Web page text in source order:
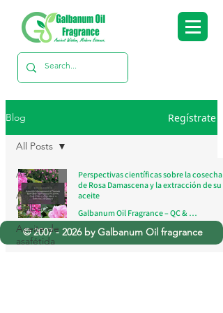
Blog Regístrate
All Posts
Aceite de
Gálbano
Aceite de
asafétida
All Posts
Perspectivas científicas sobre la cosecha
de Rosa Damascena y la extracción de su
aceite
Galbanum Oil Fragrance – QC & Research Team
4 jul 2025
4 min de lectura
©2007 - 2026by Galbanum Oil fragrance